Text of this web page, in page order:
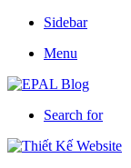
Sidebar
Menu
Search for